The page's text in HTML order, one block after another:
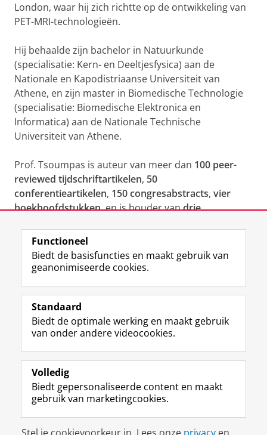
London, waar hij zich richtte op de ontwikkeling van
PET-MRI-technologieën.
Hij behaalde zijn bachelor in Natuurkunde
(specialisatie: Kern- en Deeltjesfysica) aan de
Nationale en Kapodistriaanse Universiteit van
Athene, en zijn master in Biomedische Technologie
(specialisatie: Biomedische Elektronica en
Informatica) aan de Nationale Technische
Universiteit van Athene.
Prof. Tsoumpas is auteur van meer dan 100 peer-
reviewed tijdschriftartikelen, 50
conferentieartikelen, 150 congresabstracts, vier
boekhoofdstukken, en is houder vandrie
Laatst gewijzigd: 27 juli 2025 08:00
Volg de RUG
F
a
e
b
o
p
a
i
n
L
i
k
e
I
-
p
g
i
R
S
-
f
e
R
k
s
I
n
t
r
m
c
c
Y
o
T
e
k
a
a
Studiekiezers
Alumni
Over ons
Disclaimer & Copyright
Functioneel
Biedt de basisfuncties en maakt gebruik van
geanonimiseerde cookies.
Standaard
Biedt de optimale werking en maakt gebruik
van onder andere videocookies.
Volledig
Biedt gepersonaliseerde content en maakt
gebruik van marketingcookies.